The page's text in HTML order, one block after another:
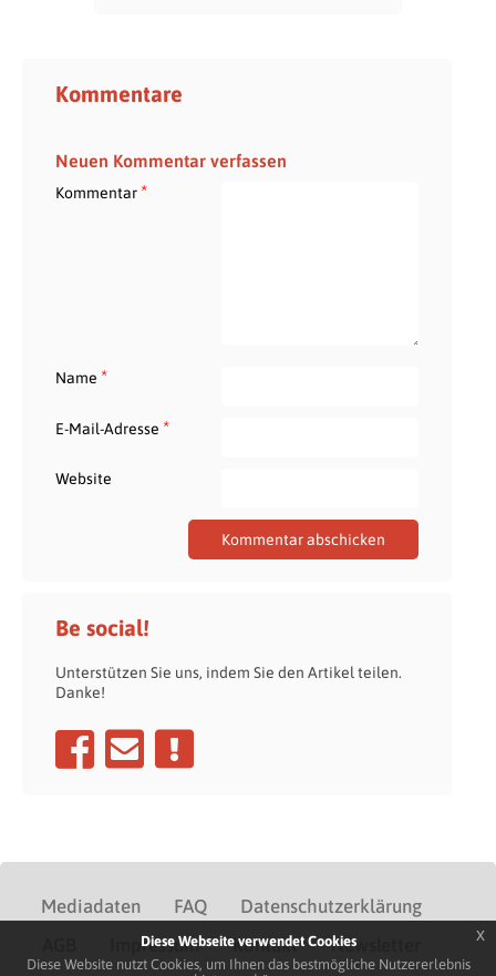
Kommentare
Neuen Kommentar verfassen
Kommentar*
Name *
E-Mail-Adresse *
Website
Be social!
Unterstützen Sie uns, indem Sie den Artikel teilen.
Danke!
Mediadaten FAQ
Datenschutzerklärung
Impressum Kontakt Newsletter
Diese Webseite verwendet Cookies
Diese Website nutzt Cookies, um Ihnen das bestmögliche Nutzererlebnis
x